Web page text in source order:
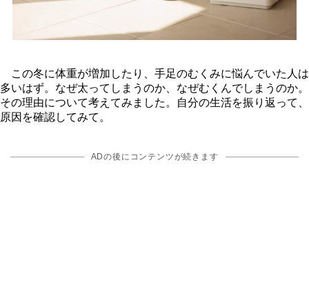
この冬に体重が増加したり、手足のむくみに悩んでいた人は
多いはず。なぜ太ってしまうのか、なぜむくんでしまうのか。
その理由について考えてみました。自分の生活を振り返って、
原因を確認してみて。
ADの後にコンテンツが続きます